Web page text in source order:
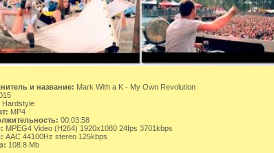
и название: Mark With a K - My Own Revolution
Hardstyle
MP4
00:03:58
MPEG4 Video (H264) 1920x1080 24fps 3701kbps
AAC 44100Hz stereo 125kbps
108.8 Mb